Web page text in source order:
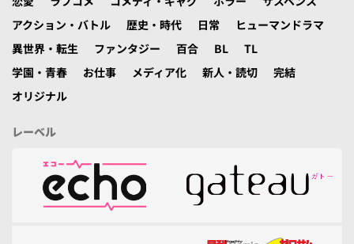
アクション・バトル
歴史・時代 日常
ヒューマンドラマ
異世界・転生
ファンタジー 百合 BL
TL
学園・青春
お仕事 メディア化 新人・読切
完結
オリジナル
レーベル